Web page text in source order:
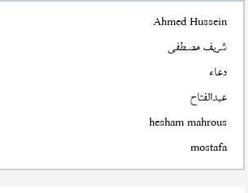
Ahmed Hussein
شريف مصطفى
دعاء
عبدالفتاح
hesham mahrous
mostafa